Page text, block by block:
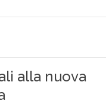
alla nuova